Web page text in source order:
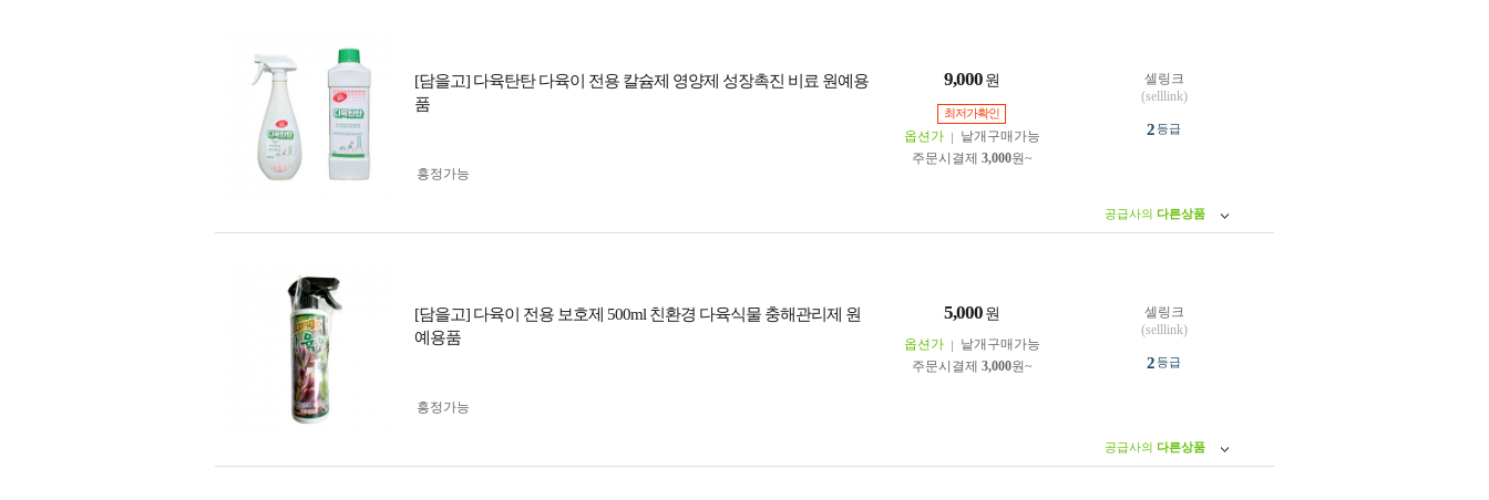
[담을고] 다육탄탄 다육이 전용 칼슘제 영양제 성장촉진 비료 원예용
품
9,000 원
최저가확인
옵션가
낱개구매가능
주문시결제 3,000원~
흥정가능
셀링크
(selllink)
2등급
공급사의 다른상품
[담을고] 다육이 전용 보호제 500ml 친환경 다육식물 충해관리제 원
예용품
5,000 원
옵션가
낱개구매가능
주문시결제 3,000원~
흥정가능
셀링크
(selllink)
2등급
공급사의 다른상품